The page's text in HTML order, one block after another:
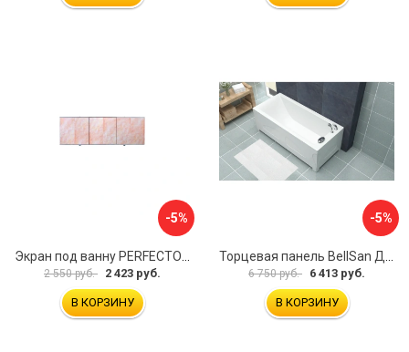
-5%
Экран под ванну PERFECTO LINEA 36-000157
2 550 руб. 2 423 руб.
В КОРЗИНУ
-5%
Торцевая панель BellSan Даниелла 4627171531049
6 750 руб. 6 413 руб.
В КОРЗИНУ